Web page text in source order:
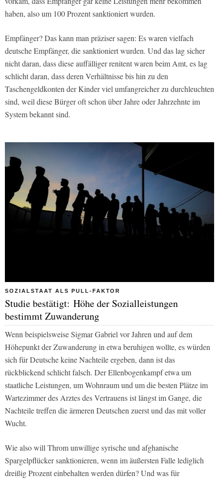
haben, also um 100 Prozent sanktioniert wurden.
Empfänger? Das kann man präziser sagen: Es waren vielfach
deutsche Empfänger, die sanktioniert wurden. Und das lag sicher
nicht daran, dass diese auffälliger renitent waren beim Amt, es lag
schlicht daran, dass deren Verhältnisse bis hin zu den
Taschengeldkonten der Kinder viel umfangreicher zu durchleuchten
sind, weil diese Bürger oft schon über Jahre oder Jahrzehnte im
System bekannt sind.
SOZIALSTAAT ALS PULL-FAKTOR
Studie bestätigt: Höhe der Sozialleistungen
bestimmt Zuwanderung
Wenn beispielsweise Sigmar Gabriel vor Jahren und auf dem
Höhepunkt der Zuwanderung in etwa beruhigen wollte, es würden
sich für Deutsche keine Nachteile ergeben, dann ist das
rückblickend schlicht falsch. Der Ellenbogenkampf etwa um
staatliche Leistungen, um Wohnraum und um die besten Plätze im
Wartezimmer des Arztes des Vertrauens ist längst im Gange, die
Nachteile treffen die ärmeren Deutschen zuerst und das mit voller
Wucht.
Wie also will Throm unwillige syrische und afghanische
Spargelpflücker sanktionieren, wenn im äußersten Falle lediglich
dreißig Prozent einbehalten werden dürfen? Und was für